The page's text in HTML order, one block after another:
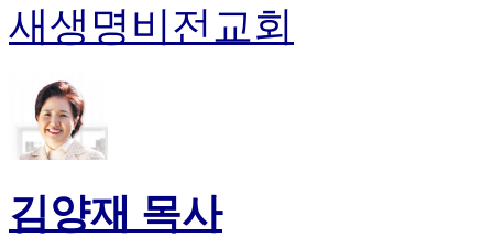
실
시
채
팅
클
럽
새생명비전교회
김양재 목사